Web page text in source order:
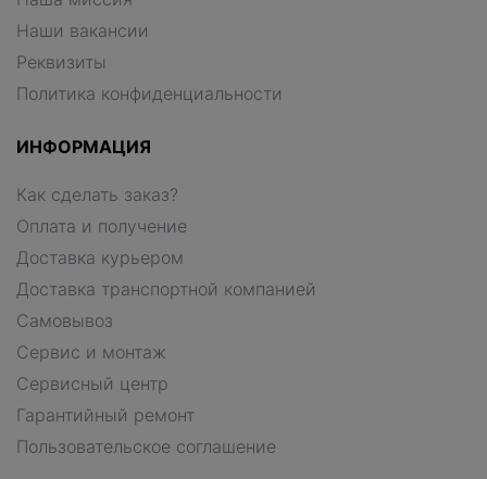
Наши вакансии
Реквизиты
Политика конфиденциальности
ИНФОРМАЦИЯ
Как сделать заказ?
Оплата и получение
Доставка курьером
Доставка транспортной компанией
Самовывоз
Сервис и монтаж
Сервисный центр
Гарантийный ремонт
Пользовательское соглашение